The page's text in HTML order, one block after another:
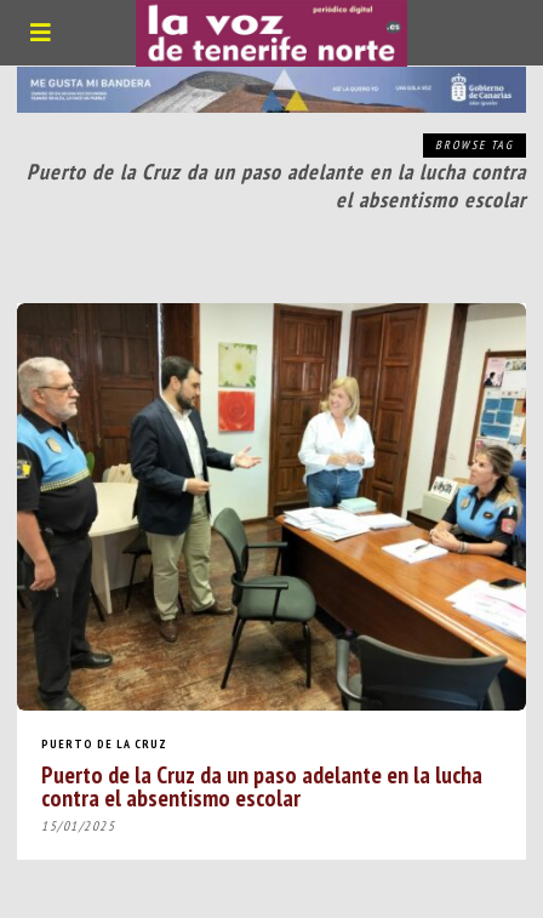
BROWSE TAG
Puerto de la Cruz da un paso adelante en la lucha contra
el absentismo escolar
PUERTO DE LA CRUZ
Puerto de la Cruz da un paso adelante en la lucha
contra el absentismo escolar
15/01/2025